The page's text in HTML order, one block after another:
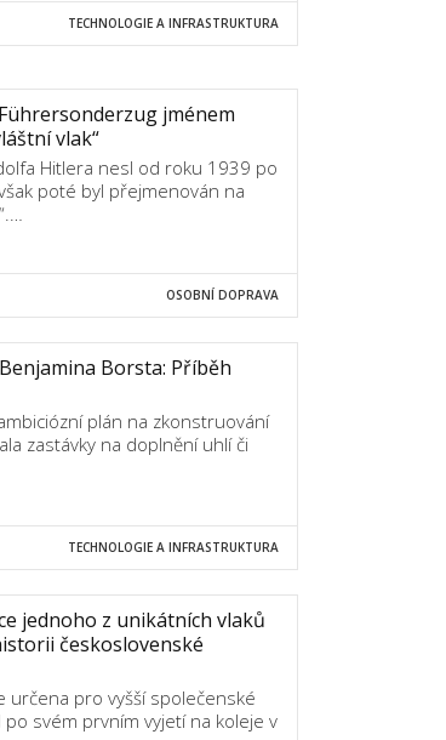
TECHNOLOGIE A INFRASTRUKTURA
jménem
vlak“
Hitlera nesl od roku 1939 po
poté byl přejmenován na
OSOBNÍ DOPRAVA
Borsta: Příběh
plán na zkonstruování
zastávky na doplnění uhlí či
TECHNOLOGIE A INFRASTRUKTURA
jednoho z unikátních vlaků
československé
určena pro vyšší společenské
svém prvním vyjetí na koleje v